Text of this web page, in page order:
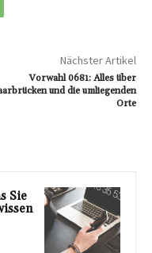
Nächster Artikel
Vorwahl 0681: Alles über
und die umliegenden
Orte
Sie